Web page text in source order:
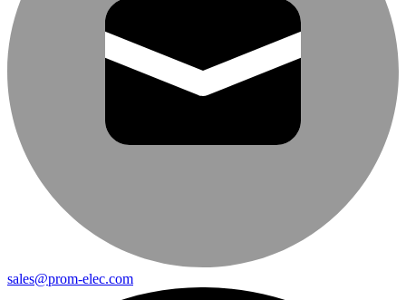
sales@prom-elec.com